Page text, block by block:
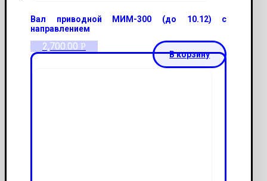
Вал приводной МИМ-300 (до 10.12) с
направлением
2,700.00 Р
В корзину